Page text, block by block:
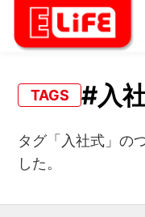
TAGS #入
タグ「入社式」の
した。